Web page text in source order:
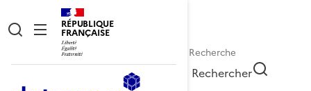
RÉPUBLIQUE
FRANÇAISE
Rechercher